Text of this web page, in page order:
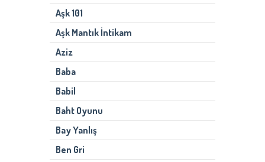
Aşk 101
Aşk Mantık İntikam
Aziz
Baba
Babil
Baht Oyunu
Bay Yanlış
Ben Gri